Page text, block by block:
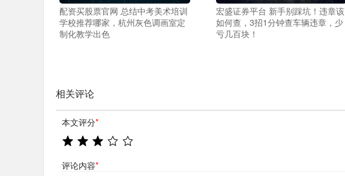
配资买股票官网 总结中考美术培训
学校推荐哪家，杭州灰色调画室定
制化教学出色
宏盛证券平台 新手别踩坑！违章该
如何查，3招1分钟查车辆违章，少
亏几百块！
相关评论
本文评分*
评论内容*